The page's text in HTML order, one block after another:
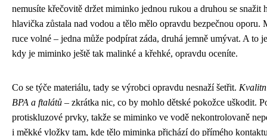
nemusíte křečovitě držet miminko jednou rukou a druhou se snažit
hlavička zůstala nad vodou a tělo mělo opravdu bezpečnou
ruce volné – jedna může podpírat záda, druhá jemně umývat. A to
kdy je miminko ještě tak malinké a křehké, opravdu oceníte.
Co se týče materiálu, tady se výrobci opravdu nesnaží šetřit.
BPA a ftalátů – zkrátka nic, co by mohlo dětské pokožce uškodit.
protiskluzové prvky, takže se miminko ve vodě nekontrolovaně
i měkké vložky tam, kde tělo miminka přichází do přímého